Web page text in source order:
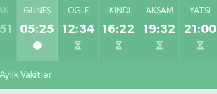
GÜNEŞ
05:25
ÖĞLE
12:34
İKINDI
16:22
AKŞAM
19:32
YATSI
21:00
Aylık Vakitler